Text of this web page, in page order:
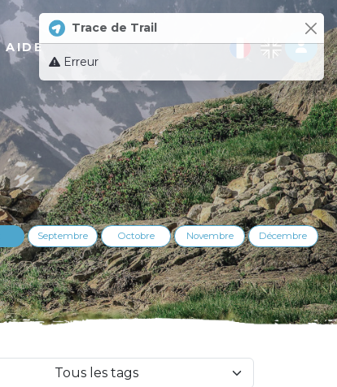
Log
AIDE
Septembre Octobre Novembre Décembre
Tous les tags
Trace de Trail
Erreur